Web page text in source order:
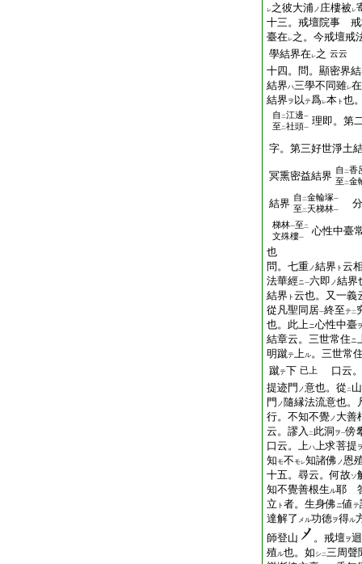
レ之彼大浦ノ 庄樓被 レ
十三。戒壇院事 戒
臺在レ之。今戒壇戒
學結界在レ之 云云
十四。問。顯密界
結界ハ三學不同雖レ在
結界 ヲ 以テ爲レ本 ト 也
自 二江邊一
至 二社頭一
理即。第
字。第三好世淨土
冥熏密益結界 自 二香
至 二金
結界 自 二金輪塚一
至 二 天梯林一
分
梯林一至 二
文殊樓一
心性中臺
也
問。七重ノ結界 ト 云
法華經ニ一六即 ノ結界
結界 ト 云也。又一義
從凡聖同居一終至テ二
也。此上ニ心性中臺
結章云。三世常住ニ
明蹴テ上ル。三世常
蹴テ下 已上
口云
提迹門 ノ意也。從 二
門 ノ 隨縁法流意也。
行。不知不覺ノ 大善
云。謬入 二 此洞 ヲ一傍
口云。上ハ上求菩提
知モ不モレ知諸佛 ノ恩
十五。尋云。何故 ソ
知不覺善根生ル耶
立 ト 者。生身佛ニ値テ
達解了 メル功徳ヲ得ル
師登山
。戒壇ヲ迴
殖ル也。如 シ二三周聲